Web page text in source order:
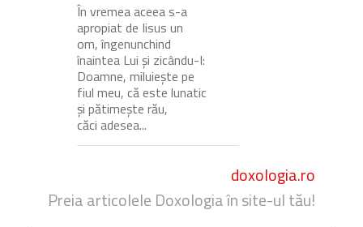
În vremea aceea s-a
apropiat de Iisus un
om, îngenunchind
înaintea Lui și zicându-I:
Doamne, miluiește pe
fiul meu, că este lunatic
și pătimește rău,
căci adesea...
doxologia.ro
Preia articolele Doxologia în site-ul tău!